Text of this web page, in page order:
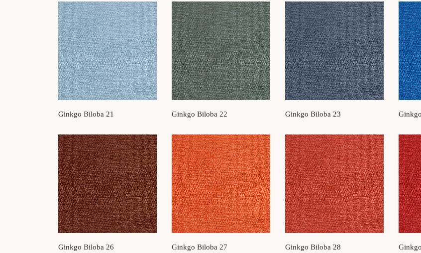
Ginkgo Biloba 21 Ginkgo Biloba 22 Ginkgo Biloba 23
Ginkgo Biloba 26 Ginkgo Biloba 27 Ginkgo Biloba 28